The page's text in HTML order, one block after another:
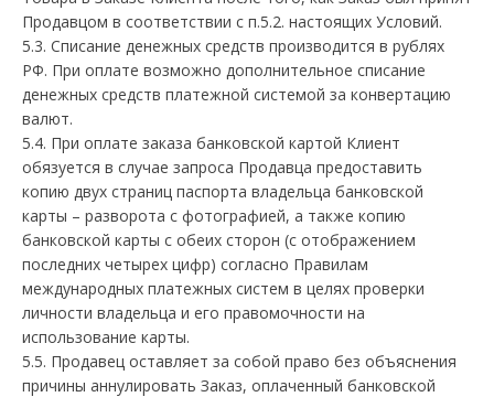
Продавцом в соответствии с п.5.2. настоящих Условий.
5.3. Списание денежных средств производится в рублях
РФ. При оплате возможно дополнительное списание
денежных средств платежной системой за конвертацию
валют.
5.4. При оплате заказа банковской картой Клиент
обязуется в случае запроса Продавца предоставить
копию двух страниц паспорта владельца банковской
карты – разворота с фотографией, а также копию
банковской карты с обеих сторон (с отображением
последних четырех цифр) согласно Правилам
международных платежных систем в целях проверки
личности владельца и его правомочности на
использование карты.
5.5. Продавец оставляет за собой право без объяснения
причины аннулировать Заказ, оплаченный банковской